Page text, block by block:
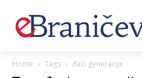
Home Tags đaci generacije